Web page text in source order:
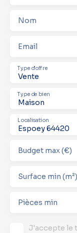
Nom
Email
Vente
Type d'offre
Maison
Type de bien
Espoey 64420
Localisation
Budget max (€)
Surface min (m²)
Pièces min
J'accepte le